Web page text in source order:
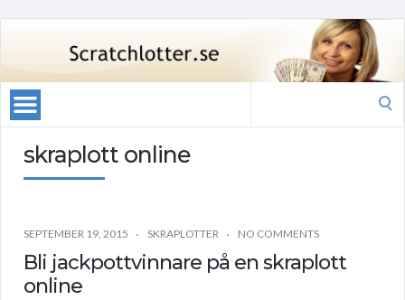
skraplott online
SEPTEMBER 19, 2015 SKRAPLOTTER NO COMMENTS
Bli jackpottvinnare på en skraplott
online